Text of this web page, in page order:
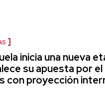
inicia una nueva
su apuesta por el
con proyección